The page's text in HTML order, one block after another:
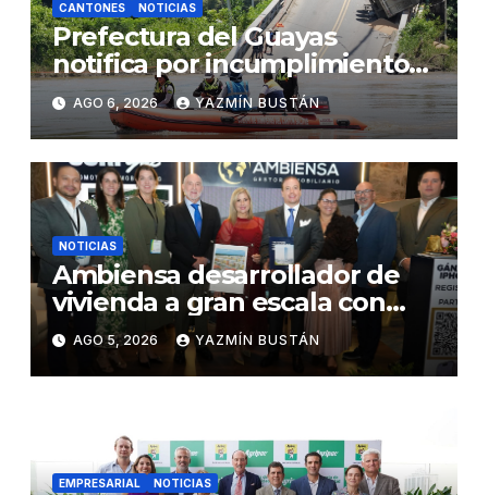
CANTONES NOTICIAS
Prefectura del Guayas
notifica por incumplimiento
contractual a la Concesionaria
CONORTE y exige celeridad
en desmontaje del puente
Gonzalo Icaza Cornejo, en
Daule
AGO 6, 2026 YAZMÍN BUSTÁN
NOTICIAS
Ambiensa desarrollador de
vivienda a gran escala con
estándares internacionales
de sostenibilidad
AGO 5, 2026 YAZMÍN BUSTÁN
EMPRESARIAL NOTICIAS